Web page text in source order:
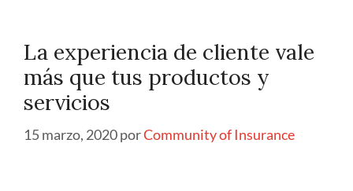
La experiencia de cliente vale
más que tus productos y
servicios
15 marzo, 2020porCommunity of Insurance